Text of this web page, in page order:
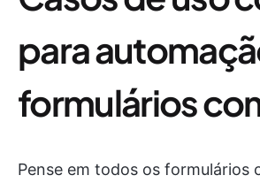
para
formulários
Pense em todos os formulários